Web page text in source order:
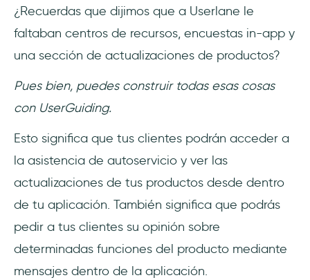
¿Recuerdas que dijimos que a Userlane le
faltaban centros de recursos, encuestas in-app y
una sección de actualizaciones de productos?
Pues bien, puedes construir todas esas cosas
con UserGuiding.
Esto significa que tus clientes podrán acceder a
la asistencia de autoservicio y ver las
actualizaciones de tus productos desde dentro
de tu aplicación. También significa que podrás
pedir a tus clientes su opinión sobre
determinadas funciones del producto mediante
mensajes dentro de la aplicación.